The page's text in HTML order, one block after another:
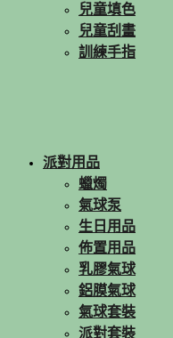
兒童填色
兒童刮畫
訓練手指
派對用品
蠟燭
氣球泵
生日用品
佈置用品
乳膠氣球
鋁膜氣球
氣球套裝
派對套裝